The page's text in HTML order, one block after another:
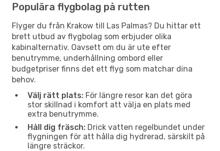
Populära flygbolag på rutten
Flyger du från Krakow till Las Palmas? Du hittar ett
brett utbud av flygbolag som erbjuder olika
kabinalternativ. Oavsett om du är ute efter
benutrymme, underhållning ombord eller
budgetpriser finns det ett flyg som matchar dina
behov.
Välj rätt plats: För längre resor kan det göra
stor skillnad i komfort att välja en plats med
extra benutrymme.
Håll dig fräsch: Drick vatten regelbundet under
flygningen för att hålla dig hydrerad, särskilt på
längre sträckor.